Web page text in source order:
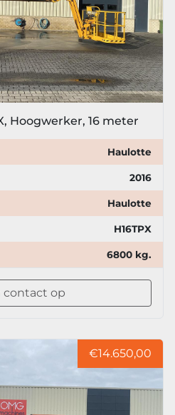
Hoogwerker, 16 meter
Haulotte
2016
Haulotte
H16TPX
6800 kg.
contact op
€14.650,00